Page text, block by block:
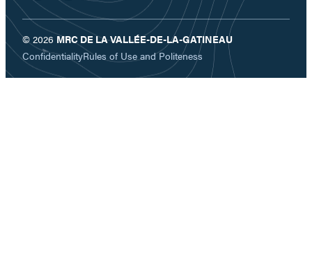
© 2026 MRC DE LA VALLÉE-DE-LA-GATINEAU
ConfidentialityRules of Use and Politeness